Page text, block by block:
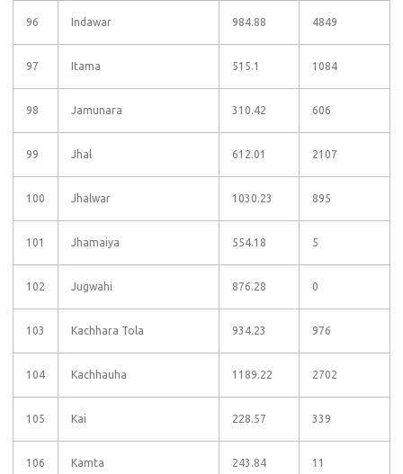
96 Indawar 984.88 4849
97 Itama 515.1 1084
98 Jamunara 310.42 606
99 Jhal 612.01 2107
100 Jhalwar 1030.23 895
101 Jhamaiya 554.18 5
102 Jugwahi 876.28 0
103 Kachhara Tola 934.23 976
104 Kachhauha 1189.22 2702
105 Kai 228.57 339
106 Kamta 243.84 11